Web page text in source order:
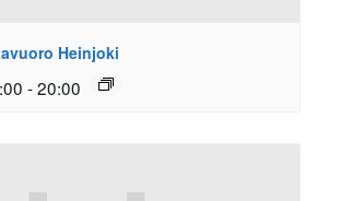
Heinjoki
-20:00